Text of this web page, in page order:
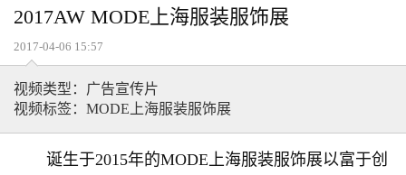
2017AW MODE上海服装服饰展
2017-04-06 15:57
视频类型：广告宣传片
视频标签：MODE上海服装服饰展
诞生于2015年的MODE上海服装服饰展以富于创